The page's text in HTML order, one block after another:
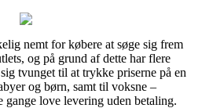
nemt for købere at søge sig frem
og på grund af dette har flere
tvunget til at trykke priserne på en
og børn, samt til voksne –
gange love levering uden betaling.